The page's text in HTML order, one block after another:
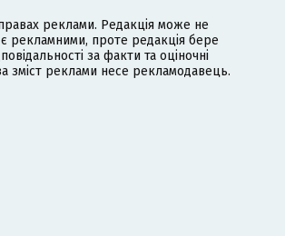
реклами. Редакція може не
рекламними, проте редакція бере
за факти та оціночні
зміст реклами несе рекламодавець.